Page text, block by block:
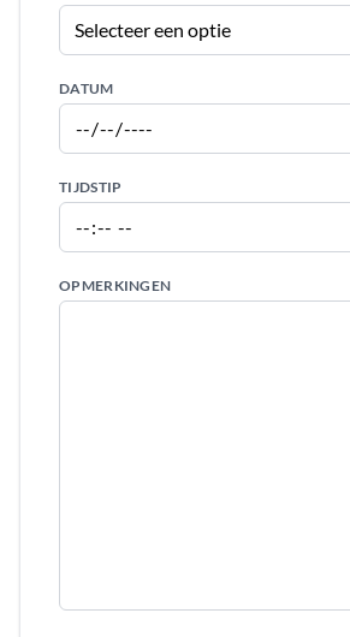
DATUM
TIJDSTIP
OPMERKINGEN